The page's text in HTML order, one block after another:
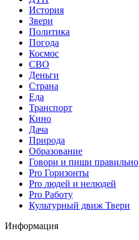
История
Звери
Политика
Погода
Космос
СВО
Деньги
Страна
Еда
Транспорт
Кино
Дача
Природа
Образование
Говори и пиши правильно
Pro Горизонты
Pro людей и нелюдей
Pro Работу
Культурный движ Твери
Информация